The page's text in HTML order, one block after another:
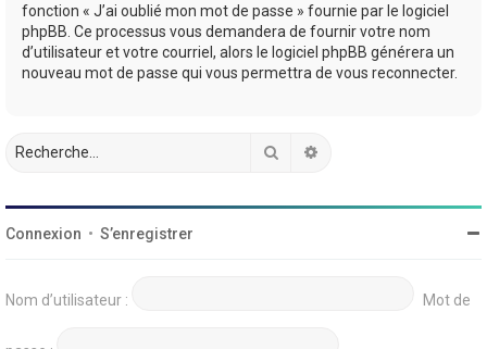
fonction « J’ai oublié mon mot de passe » fournie par le logiciel
phpBB. Ce processus vous demandera de fournir votre nom
d’utilisateur et votre courriel, alors le logiciel phpBB générera un
nouveau mot de passe qui vous permettra de vous reconnecter.
Rechercher
Connexion • S’enregistrer
Nom d’utilisateur : Mot de